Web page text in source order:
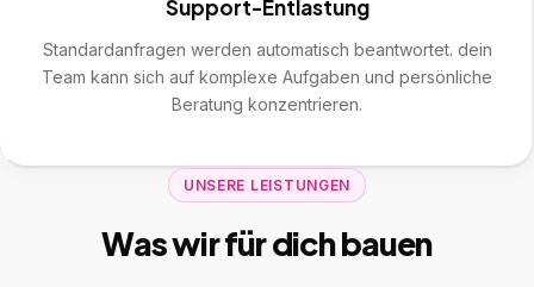
Support-Entlastung
Standardanfragen werden automatisch beantwortet. dein
Team kann sich auf komplexe Aufgaben und persönliche
Beratung konzentrieren.
UNSERE LEISTUNGEN
Was wir für dich bauen